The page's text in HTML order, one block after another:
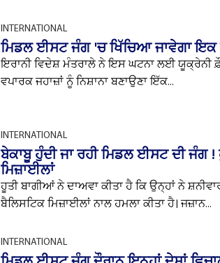
INTERNATIONAL
ਮਿਡਲ ਈਸਟ ਜੰਗ 'ਚ ਖਿੱਚਿਆ ਜਾਵੇਗਾ
ਇਰਾਨੀ ਵਿਦੇਸ਼ ਮੰਤਰਾਲੇ ਨੇ ਇਸ ਘਟਨਾ ਲਈ ਯੂਕ੍ਰੇਨੀ
ਵਪਾਰਕ ਜਹਾਜ਼ਾਂ ਨੂੰ ਨਿਸ਼ਾਨਾ ਬਣਾਉਣਾ ਇੱਕ...
INTERNATIONAL
ਬੇਕਾਬੂ ਹੁੰਦੀ ਜਾ ਰਹੀ ਮਿਡਲ ਈਸਟ ਦੀ ਜੰਗ
ਮਿਜ਼ਾਈਲਾਂ
ਹੂਤੀ ਬਾਗੀਆਂ ਨੇ ਦਾਅਵਾ ਕੀਤਾ ਹੈ ਕਿ ਉਨ੍ਹਾਂ ਨੇ
ਬੈਲਿਸਟਿਕ ਮਿਜ਼ਾਈਲਾਂ ਨਾਲ ਹਮਲਾ ਕੀਤਾ ਹੈ। ਜਜ਼ਾਨ...
INTERNATIONAL